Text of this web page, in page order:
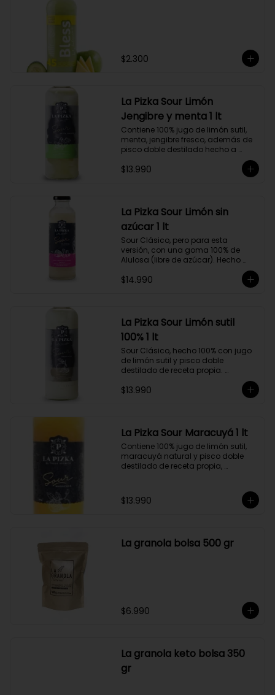
$2.300
La Pizka Sour Limón
Jengibre y menta 1 lt
Contiene 100% jugo de limón sutil,
menta, jengibre fresco, además de
pisco doble destilado hecho a
Alejandría, Amarilla, Rosada y
$13.990
La Pizka Sour Limón sin
azúcar 1 lt
Sour Clásico, pero para esta
versión, con una goma 100% de
Alulosa (libre de azúcar). Hecho
100% con jugo de limón sutil y pisco
doble destilado de receta propia
hecho a partir de uva Moscatel de
corazón del Valle del Elqui.
$14.990
La Pizka Sour Limón sutil
100% 1 lt
Sour Clásico, hecho 100% con jugo
de limón sutil y pisco doble
destilado de receta propia.
Elaborado en el corazón del Valle
del Elqui, hecho a partir de uva
$13.990
La Pizka Sour Maracuyá 1 lt
Contiene 100% jugo de limón sutil,
maracuyá natural y pisco doble
destilado de receta propia,
Características:
duración es de 12 meses a partir de
$13.990
La granola bolsa 500 gr
$6.990
La granola keto bolsa 350
gr